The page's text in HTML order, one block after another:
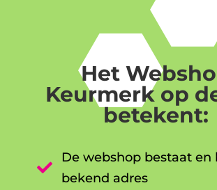
Het
Keurmerk op
betekent:

De webshop bestaat en
bekend adres